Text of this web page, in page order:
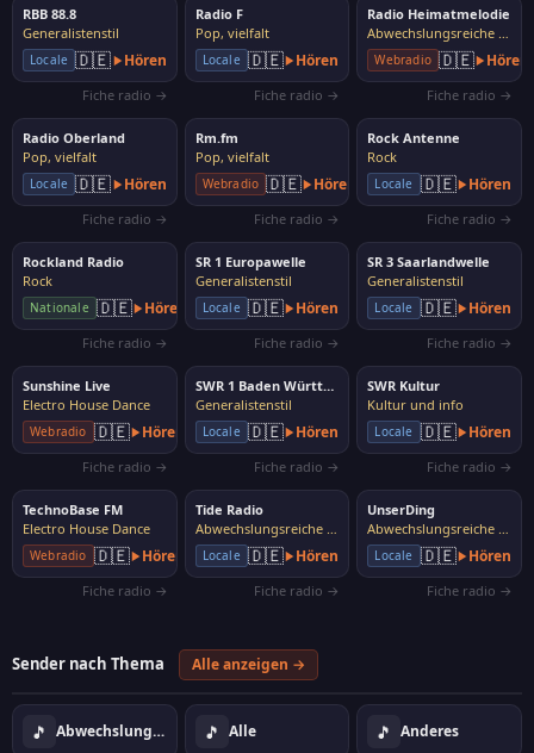
RBB 88.8
Generalistenstil
Locale 🇩🇪 Hören
Fiche radio →
Radio F
Pop, vielfalt
Locale 🇩🇪 Hören
Fiche radio →
Radio Heimatmelodie
Abwechslungsreiche Musik
Webradio 🇩🇪 Hören
Fiche radio →
Radio Oberland
Pop, vielfalt
Locale 🇩🇪 Hören
Fiche radio →
Rm.fm
Pop, vielfalt
Webradio 🇩🇪 Hören
Fiche radio →
Rock Antenne
Rock
Locale 🇩🇪 Hören
Fiche radio →
Rockland Radio
Rock
Nationale 🇩🇪 Hören
Fiche radio →
SR 1 Europawelle
Generalistenstil
Locale 🇩🇪 Hören
Fiche radio →
SR 3 Saarlandwelle
Generalistenstil
Locale 🇩🇪 Hören
Fiche radio →
Sunshine Live
Electro House Dance
Webradio 🇩🇪 Hören
Fiche radio →
SWR 1 Baden Württemberg
Generalistenstil
Locale 🇩🇪 Hören
Fiche radio →
SWR Kultur
Kultur und info
Locale 🇩🇪 Hören
Fiche radio →
TechnoBase FM
Electro House Dance
Webradio 🇩🇪 Hören
Fiche radio →
Tide Radio
Abwechslungsreiche Musik
Locale 🇩🇪 Hören
Fiche radio →
UnserDing
Abwechslungsreiche Musik
Locale 🇩🇪 Hören
Fiche radio →
Sender nach Thema Alle anzeigen →
🎵 Abwechslungsreiche Musik 🎵 Alle 🎵 Anderes